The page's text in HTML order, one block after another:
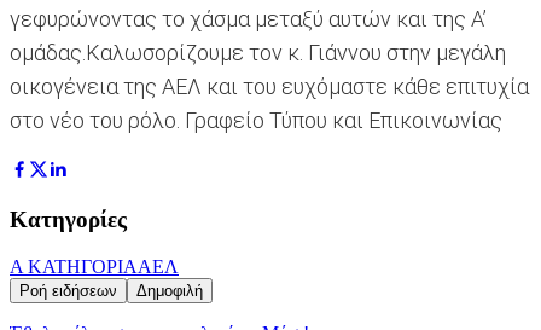
γεφυρώνοντας το χάσμα μεταξύ αυτών και της Α’
ομάδας.Καλωσορίζουμε τον κ. Γιάννου στην μεγάλη
οικογένεια της ΑΕΛ και του ευχόμαστε κάθε επιτυχία
στο νέο του ρόλο. Γραφείο Τύπου και Επικοινωνίας
Κατηγορίες
Α ΚΑΤΗΓΟΡΙΑΑΕΛ
Ροή ειδήσεων Δημοφιλή